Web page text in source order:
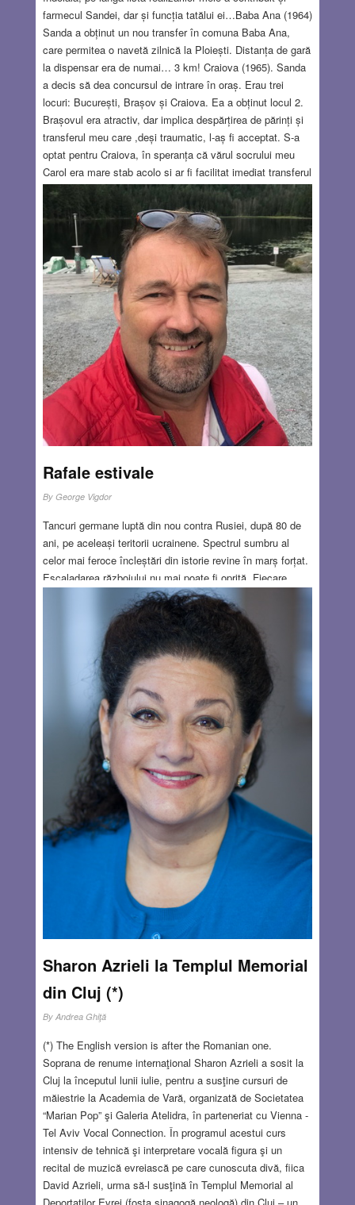
farmecul Sandei, dar și funcția tatălui ei…Baba Ana (1964)
Sanda a obținut un nou transfer în comuna Baba Ana,
care permitea o navetă zilnică la Ploiești. Distanța de gară
la dispensar era de numai… 3 km! Craiova (1965). Sanda
a decis să dea concursul de intrare în oraș. Erau trei
locuri: București, Brașov și Craiova. Ea a obținut locul 2.
Brașovul era atractiv, dar implica despărțirea de părinți și
transferul meu care ,deși traumatic, l-aș fi acceptat. S-a
optat pentru Craiova, în speranța că vărul socrului meu
Carol era mare ștab acolo și ar fi facilitat imediat transferul
ei la Ploiești. Dar nu a fost să fie. Problema s-a complicat,
Sanda a obținut transferul după aproape un an. A fost cea
mai lungă despărțire, deși ne-am întâlnit periodic. Daniel
(1966). Într-o noapte rece de noiembrie, la poarta
maternității din Ploiești, așteptam împreună cu mama
Sandei venirea pe lume a primului nostru bebeluș. Abia
dimineața ni s-a permis să vedem tânărul moștenitor de la
fereastră.
Read more…
JUL 13, 2023 9 COMMENTS
Rafale estivale
By George Vigdor
Tancuri germane luptă din nou contra Rusiei, după 80 de
ani, pe aceleași teritorii ucrainene. Spectrul sumbru al
celor mai feroce încleștări din istorie revine în marș forțat.
Escaladarea războiului nu mai poate fi oprită. Fiecare
dintre părțile beligerante e convinsă că poate învinge și nu
mai poate da înapoi din narativa belicos-triumfalistă. 70 de
ani de destindere și reconciliere ruso-germană, de relativă
prosperitate și pace europeană au fost aruncate la lada de
gunoi a istoriei de către expansionismul mesianic rusesc
și neo imperialismul agresiv american. Mă oripilează
gândul că în fapt, societatea în ansamblul ei nu este
resetabilă, ci indivizii înșiși de pretutindeni sunt resetabili.
Se confiscă pe rând valorile personale: religia, familia,
națiunea, sexul și totul devine valoare de consum, de
întrebuințare, în primul rând însuși omul.
Read more…
JUL 13, 2023 9 COMMENTS
Sharon Azrieli la Templul Memorial
din Cluj (*)
By Andrea Ghiţă
(*) The English version is after the Romanian one.
Soprana de renume internaţional Sharon Azrieli a sosit la
Cluj la începutul lunii iulie, pentru a susţine cursuri de
măiestrie la Academia de Vară, organizată de Societatea
“Marian Pop” şi Galeria Atelidra, în parteneriat cu Vienna -
Tel Aviv Vocal Connection. În programul acestui curs
intensiv de tehnică şi interpretare vocală figura şi un
recital de muzică evreiască pe care cunoscuta divă, fiica
David Azrieli, urma să-l susţină în Templul Memorial al